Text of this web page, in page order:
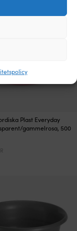
Plast Everyday
gammelrosa, 500